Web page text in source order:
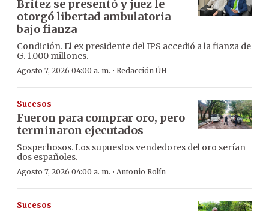
Brítez se presentó y juez le
otorgó libertad ambulatoria
bajo fianza
Condición. El ex presidente del IPS accedió a la fianza de
G. 1.000 millones.
Agosto 7, 2026 04:00 a. m. · Redacción ÚH
Sucesos
Fueron para comprar oro, pero
terminaron ejecutados
Sospechosos. Los supuestos vendedores del oro serían
dos españoles.
Agosto 7, 2026 04:00 a. m. · Antonio Rolín
Sucesos